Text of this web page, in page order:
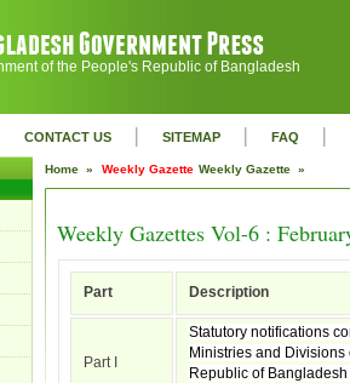
of the People's Republic of Bangladesh
CONTACT US | SITEMAP | FAQ |
Home » Weekly Gazette Weekly Gazette »
Weekly Gazettes Vol-6 :
Part Description
Part I
Statutory notifications
Ministries and Divisions
Republic of